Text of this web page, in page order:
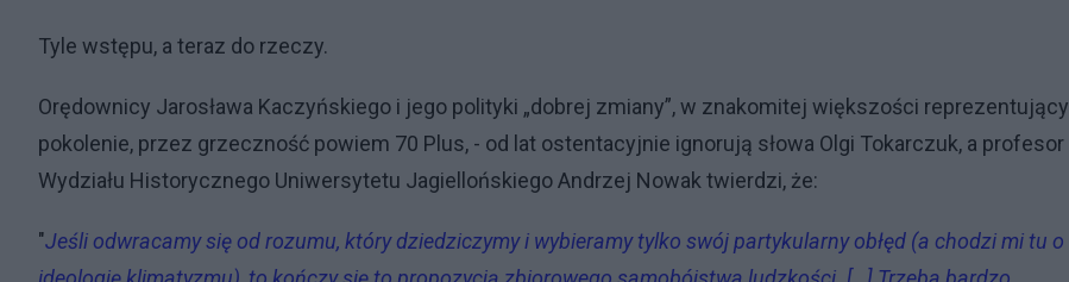
Tyle wstępu, a teraz do rzeczy.
Orędownicy Jarosława Kaczyńskiego i jego polityki „dobrej zmiany”, w znakomitej większości reprezentujący
pokolenie, przez grzeczność powiem 70 Plus, - od lat ostentacyjnie ignorują słowa Olgi Tokarczuk, a profesor
Wydziału Historycznego Uniwersytetu Jagiellońskiego Andrzej Nowak twierdzi, że:
"Jeśli odwracamy się od rozumu, który dziedziczymy i wybieramy tylko swój partykularny obłęd (a chodzi mi tu o